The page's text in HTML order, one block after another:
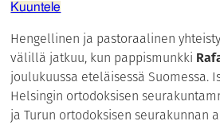
Kuuntele
Hengellinen ja pastoraalinen
välillä jatkuu, kun pappismunkki
joulukuussa eteläisessä Suomessa.
Helsingin ortodoksisen
ja Turun ortodoksisen seurakunnan